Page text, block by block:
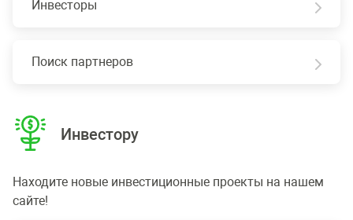
Инвесторы
Поиск партнеров
Инвестору
Находите новые инвестиционные проекты на нашем
сайте!